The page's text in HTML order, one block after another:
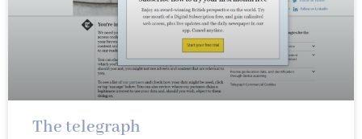
The telegraph